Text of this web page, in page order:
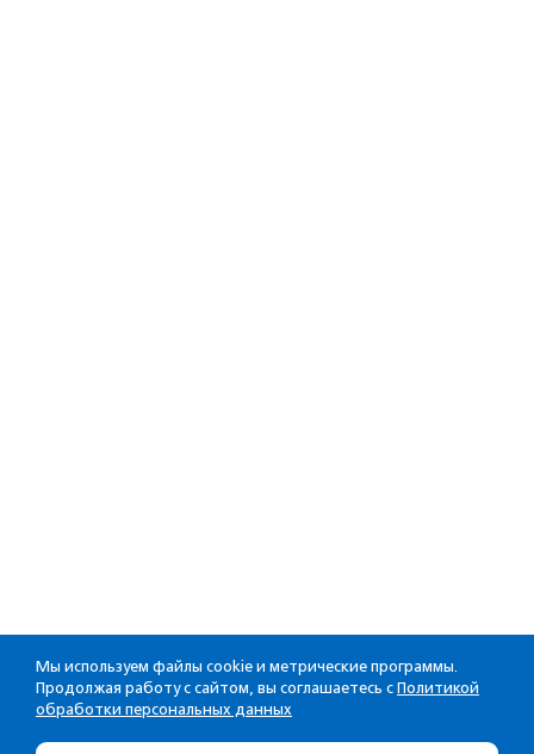
Мы используем файлы cookie и метрические программы.
Продолжая работу с сайтом, вы соглашаетесь с Политикой
обработки персональных данных